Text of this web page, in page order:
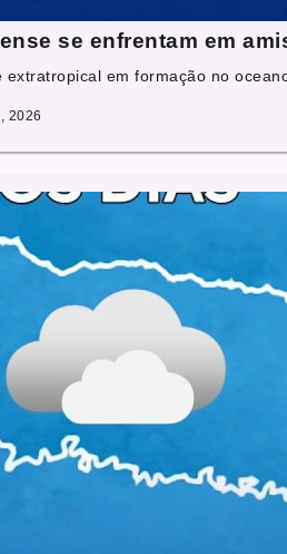
se enfrentam em
extratropical em formação no
2026